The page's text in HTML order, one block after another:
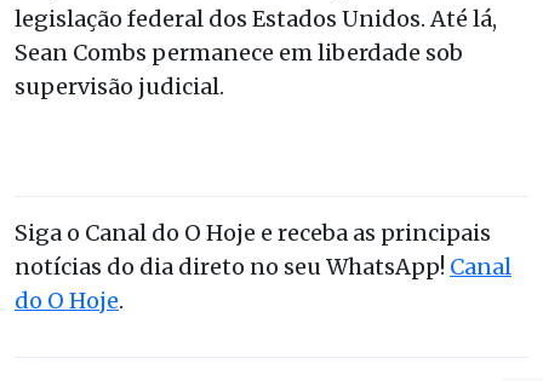
legislação federal dos Estados Unidos. Até lá,
Sean Combs permanece em liberdade sob
supervisão judicial.
Siga o Canal do O Hoje e receba as principais
notícias do dia direto no seu WhatsApp! Canal
do O Hoje.